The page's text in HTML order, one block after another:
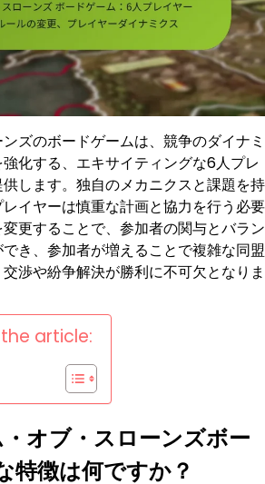
ズのボードゲームは、競争のダイナミ
化する、エキサイティングな6人プレ
します。独自のメカニクスと課題を持
イヤーは慎重な計画と協力を行う必要
更することで、参加者の関与とバラン
き、参加者が増えることで複雑な同盟
渉や紛争解決が勝利に不可欠となりま
article:
オブ・スローンズボー
特徴は何ですか？